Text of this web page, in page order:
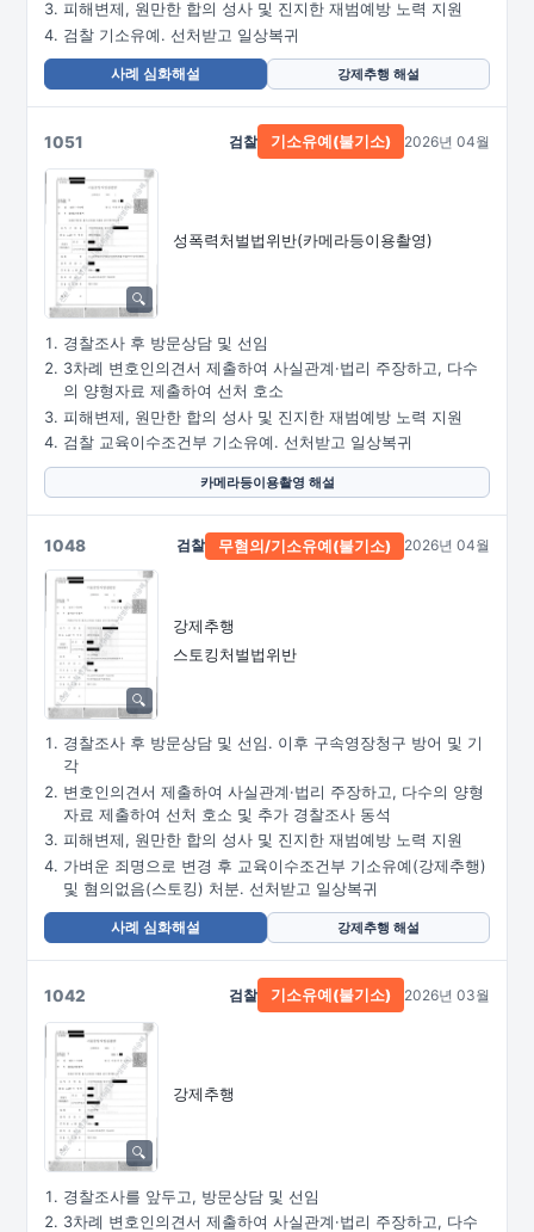
피해변제, 원만한 합의 성사 및 진지한 재범예방 노력 지원
검찰 기소유예. 선처받고 일상복귀
사례 심화해설 강제추행 해설
1051
성폭력처벌법위반(카메라등이용촬영)
검찰 기소유예(불기소) 2026년 04월
경찰조사 후 방문상담 및 선임
3차례 변호인의견서 제출하여 사실관계·법리 주장하고, 다수
의 양형자료 제출하여 선처 호소
피해변제, 원만한 합의 성사 및 진지한 재범예방 노력 지원
검찰 교육이수조건부 기소유예. 선처받고 일상복귀
카메라등이용촬영 해설
1048
강제추행
스토킹처벌법위반
검찰 무혐의/기소유예(불기소) 2026년 04월
경찰조사 후 방문상담 및 선임. 이후 구속영장청구 방어 및 기
각
변호인의견서 제출하여 사실관계·법리 주장하고, 다수의 양형
자료 제출하여 선처 호소 및 추가 경찰조사 동석
피해변제, 원만한 합의 성사 및 진지한 재범예방 노력 지원
가벼운 죄명으로 변경 후 교육이수조건부 기소유예(강제추행)
및 혐의없음(스토킹) 처분. 선처받고 일상복귀
사례 심화해설 강제추행 해설
1042
강제추행
검찰 기소유예(불기소) 2026년 03월
경찰조사를 앞두고, 방문상담 및 선임
3차례 변호인의견서 제출하여 사실관계·법리 주장하고, 다수